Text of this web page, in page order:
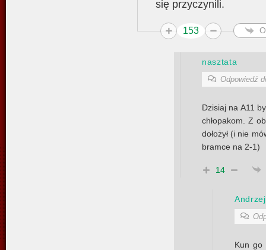
się przyczynili.
153
nasztata
Odpowiedź
Dzisiaj na A11
chłopakom. Z
dołożył (i nie
bramce na 2-1)
14
Kun go